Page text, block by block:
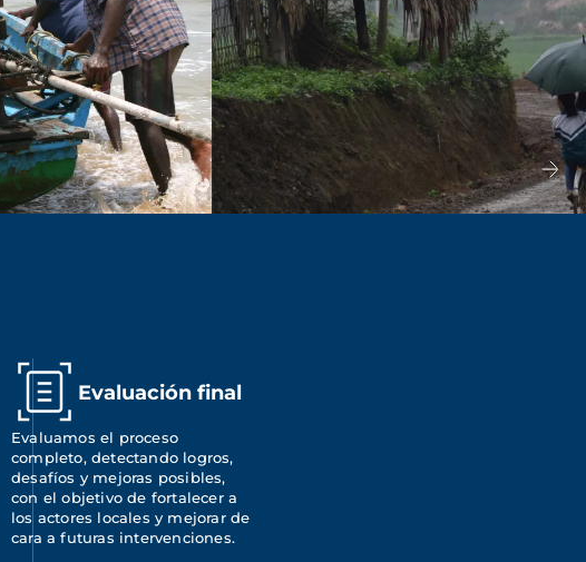
Evaluación final
Evaluamos el proceso
completo, detectando logros,
desafíos y mejoras posibles,
con el objetivo de fortalecer a
los actores locales y mejorar de
cara a futuras intervenciones.